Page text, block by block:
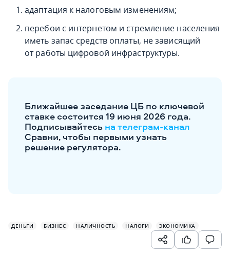
адаптация к налоговым изменениям;
перебои с интернетом и стремление населения
иметь запас средств оплаты, не зависящий
от работы цифровой инфраструктуры.
Ближайшее заседание ЦБ по ключевой
ставке состоится 19 июня 2026 года.
Подписывайтесь на телеграм-канал
Сравни, чтобы первыми узнать
решение регулятора.
ДЕНЬГИ БИЗНЕС НАЛИЧНОСТЬ НАЛОГИ ЭКОНОМИКА